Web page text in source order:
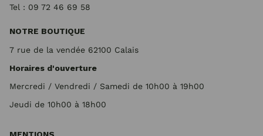
Tel : 09 72 46 69 58
NOTRE BOUTIQUE
7 rue de la vendée 62100 Calais
Horaires d'ouverture
Mercredi / Vendredi / Samedi de 10h00 à 19h00
Jeudi de 10h00 à 18h00